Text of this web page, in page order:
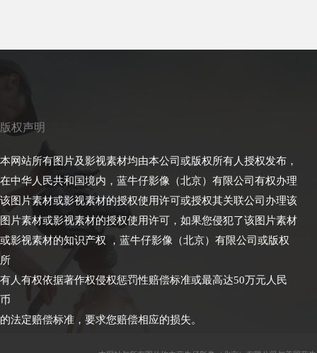
版权声明
本网站所有图片及影视素材均由本公司或版权所有人授权发布，
在中华人民共和国境内，蓝牛仔影像（北京）有限公司有权办理
该图片素材或影视素材的授权使用许可或授权其关联公司办理该
图片素材或影视素材的授权使用许可，如果您侵犯了该图片素材
或影视素材的知识产权 ，蓝牛仔影像（北京）有限公司或版权
所
有人有权依据著作权侵权惩罚性赔偿标准或最高达50万元人民
币
的法定赔偿标准，要求您赔偿相应的损失。